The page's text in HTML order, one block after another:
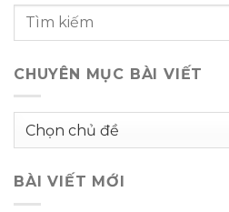
CHUYÊN MỤC BÀI VIẾT
Chuyên
viết
BÀI VIẾT MỚI